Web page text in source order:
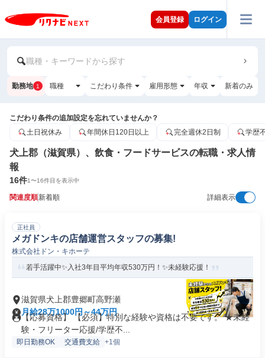
会員登録 ログイン
職種・キーワードから探す
勤務地 1 職種 こだわり条件 雇用形態 年収 新着のみ
こだわり条件の追加設定を忘れていませんか？
土日祝休み
年間休日120日以上 完全週休2日制 学歴
犬上郡（滋賀県）、飲食・フードサービスの転職・求人情
報
16件1〜16件目を表示中
関連度順新着順 詳細表示
正社員
メガドンキの店舗運営スタッフの募集!
株式会社ドン・キホーテ
若手活躍中✨入社3年目平均年収530万円！✨未経験応援！
滋賀県犬上郡豊郷町高野瀬
月給28万1000円～44万円
【応募資格】 【必須】特別な経験や資格は不要です。 ★未経
験・フリーター応援/学歴不...
即日勤務OK 交通費支給 +1個